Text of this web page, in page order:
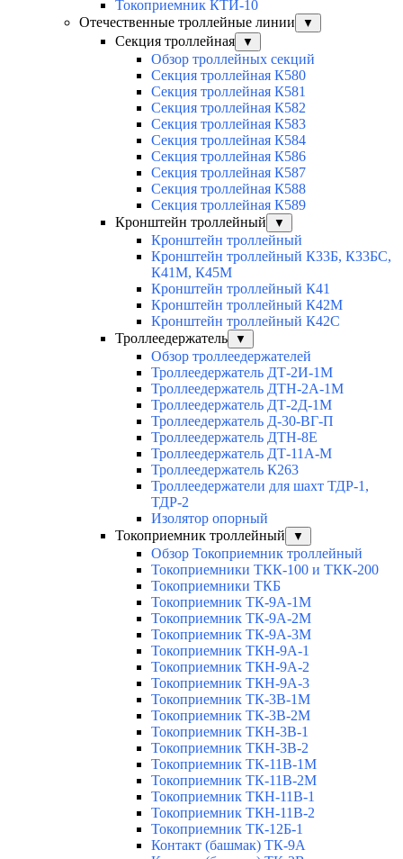
Токоприемник КТИ-10
Отечественные троллейные линии
▼
Секция троллейная ▼
Обзор троллейных секций
Секция троллейная К580
Секция троллейная К581
Секция троллейная К582
Секция троллейная К583
Секция троллейная К584
Секция троллейная К586
Секция троллейная К587
Секция троллейная К588
Секция троллейная К589
Кронштейн троллейный
▼
Кронштейн троллейный
Кронштейн троллейный К33Б, К33БС,
К41М, К45М
Кронштейн троллейный К41
Кронштейн троллейный К42М
Кронштейн троллейный К42С
Троллеедержатель
▼
Обзор троллеедержателей
Троллеедержатель ДТ-2И-1М
Троллеедержатель ДТН-2А-1М
Троллеедержатель ДТ-2Д-1М
Троллеедержатель Д-30-ВГ-П
Троллеедержатель ДТН-8Е
Троллеедержатель ДТ-11А-М
Троллеедержатель К263
Троллеедержатели для шахт ТДР-1,
ТДР-2
Изолятор опорный
Токоприемник троллейный
▼
Обзор Токоприемник троллейный
Токоприемники ТКК-100 и ТКК-200
Токоприемники ТКБ
Токоприемник ТК-9А-1М
Токоприемник ТК-9А-2М
Токоприемник ТК-9А-3М
Токоприемник ТКН-9А-1
Токоприемник ТКН-9А-2
Токоприемник ТКН-9А-3
Токоприемник ТК-3В-1М
Токоприемник ТК-3В-2М
Токоприемник ТКН-3В-1
Токоприемник ТКН-3В-2
Токоприемник ТК-11В-1М
Токоприемник ТК-11В-2М
Токоприемник ТКН-11В-1
Токоприемник ТКН-11В-2
Токоприемник ТК-12Б-1
Контакт (башмак) ТК-9А